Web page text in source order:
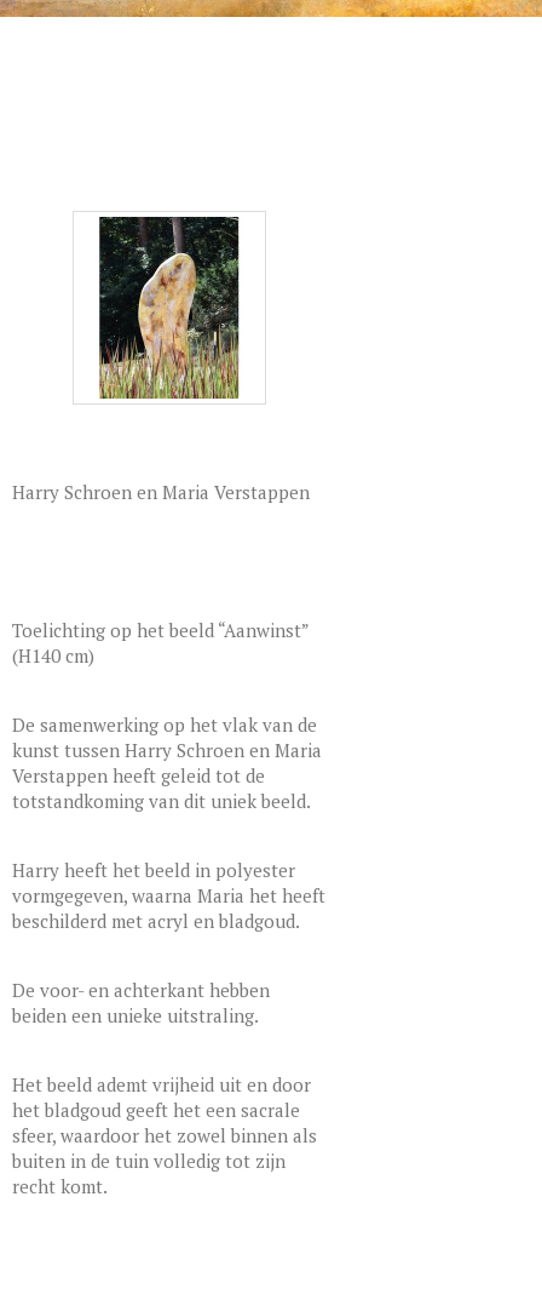
Harry Schroen en Maria Verstappen
Toelichting op het beeld “Aanwinst”
(H140 cm)
De samenwerking op het vlak van de
kunst tussen Harry Schroen en Maria
Verstappen heeft geleid tot de
totstandkoming van dit uniek beeld.
Harry heeft het beeld in polyester
vormgegeven, waarna Maria het heeft
beschilderd met acryl en bladgoud.
De voor- en achterkant hebben
beiden een unieke uitstraling.
Het beeld ademt vrijheid uit en door
het bladgoud geeft het een sacrale
sfeer, waardoor het zowel binnen als
buiten in de tuin volledig tot zijn
recht komt.